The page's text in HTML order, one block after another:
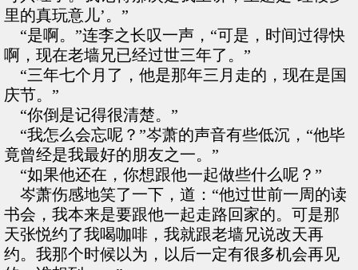
里的真玩意儿’。”
“是啊。”连李之长叹一声，“可是，时间过得快
啊，现在老墙兄已经过世三年了。”
“三年七个月了，他是那年三月走的，现在是国
庆节。”
“你倒是记得很清楚。”
“我怎么会忘呢？”岑萧的声音有些低沉，“他毕
竟曾经是我最好的朋友之一。”
“如果他还在，你想跟他一起做些什么呢？”
岑萧伤感地笑了一下，道：“他过世前一周的读
书会，我本来是要跟他一起走路回家的。可是那
天张悦约了我喝咖啡，我就跟老墙兄说改天再
约。我那个时候以为，以后一定有很多机会再见